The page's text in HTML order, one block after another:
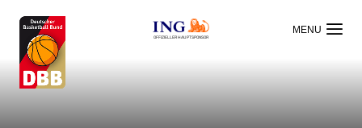
OFFIZIELLER HAUPTSPONSOR